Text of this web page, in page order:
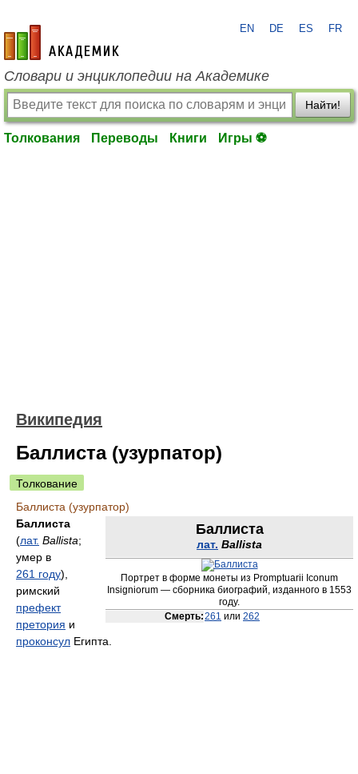
academic.ru
EN DE ES FR
Словари и энциклопедии на Академике
Найти!
Толкования Переводы Книги Игры ⚽
Википедия
Баллиста (узурпатор)
Толкование
Баллиста (узурпатор)
Баллиста
лат. Ballista
Портрет в форме монеты из Promptuarii Iconum
Insigniorum — сборника биографий, изданного в 1553
году.
Смерть:261 или 262
Баллиста
(лат. Ballista;
умер в
261 году),
римский
префект
претория и
проконсул Египта.